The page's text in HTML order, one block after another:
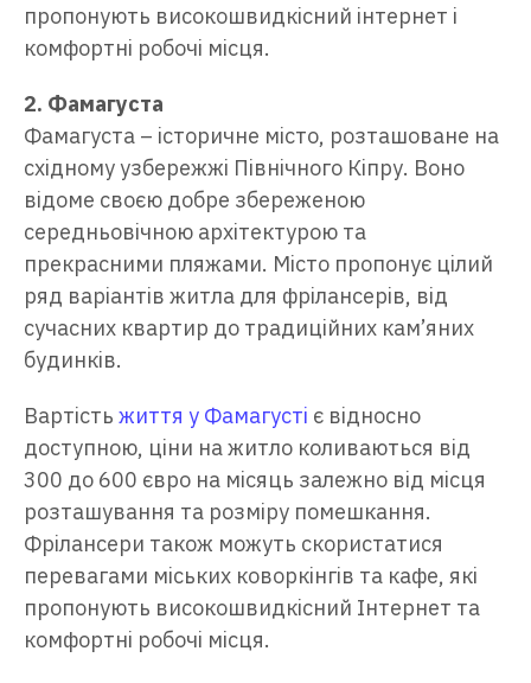
пропонують високошвидкісний інтернет і
комфортні робочі місця.
2. Фамагуста
Фамагуста – історичне місто, розташоване на
східному узбережжі Північного Кіпру. Воно
відоме своєю добре збереженою
середньовічною архітектурою та
прекрасними пляжами. Місто пропонує цілий
ряд варіантів житла для фрілансерів, від
сучасних квартир до традиційних кам’яних
будинків.
Вартість життя у Фамагусті є відносно
доступною, ціни на житло коливаються від
300 до 600 євро на місяць залежно від місця
розташування та розміру помешкання.
Фрілансери також можуть скористатися
перевагами міських коворкінгів та кафе, які
пропонують високошвидкісний Інтернет та
комфортні робочі місця.